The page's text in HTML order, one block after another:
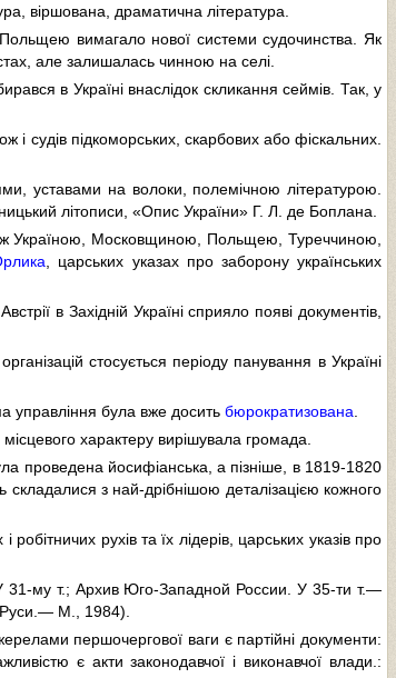
віршована, драматична література.
Польщею вимагало нової системи судочинства. Як
але залишалась чинною на селі.
в Україні внаслідок скликання сеймів. Так, у
і судів підкоморських, скарбових або фіскальних.
уставами на волоки, полемічною літературою.
літописи, «Опис України» Г. Л. де Боплана.
Україною, Московщиною, Польщею, Туреччиною,
, царських указах про заборону українських
в Західній Україні сприяло появі документів,
організацій стосується періоду панування в Україні
управління була вже досить бюрократизована
характеру вирішувала громада.
проведена йосифіанська, а пізніше, в 1819-1820
з най-дрібнішою деталізацією кожного
рухів та їх лідерів, царських указів про
31-му т.; Архив Юго-Западной России. У 35-ти т.—
Руси.— М., 1984).
першочергової ваги є партійні документи:
є акти законодавчої і виконавчої влади.: